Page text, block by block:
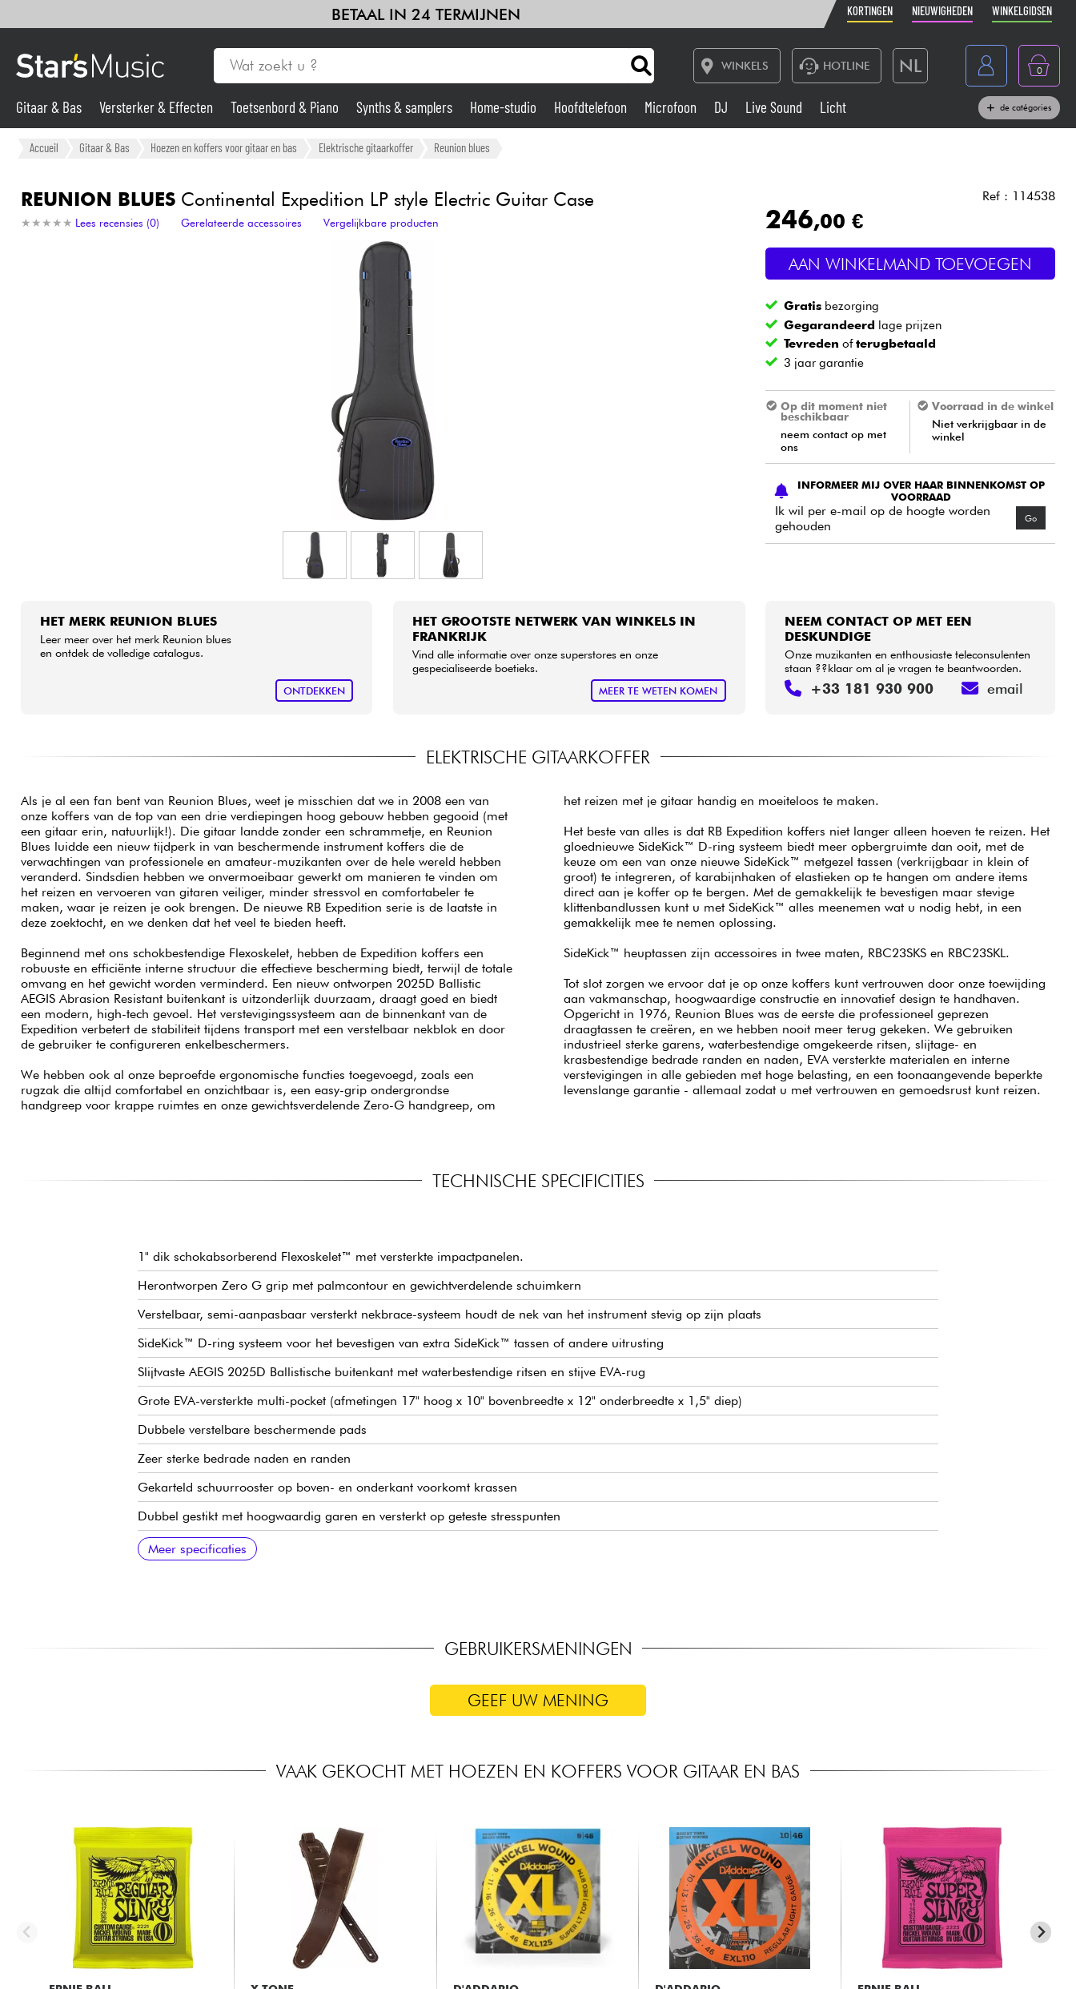
BETAAL IN 24 TERMIJNEN KORTINGEN NIEUWIGHEDEN WINKELGIDSEN
WINKELS HOTLINE NL
France
Belgique
Deutschland
0
Gitaar & Bas Versterker & Effecten
Synths & samplers Home-studio
Live Sound
Blaasinstrument
Kabels & toebehoren
Gitaar & Bas Versterker & Effecten Toetsenbord & Piano Synths & samplers Home-studio Hoofdtelefoon Microfoon DJ Live Sound Licht de catégories
Accueil Gitaar & Bas Hoezen en koffers voor gitaar en bas Elektrische gitaarkoffer Reunion blues
REUNION BLUESContinental Expedition LP style Electric Guitar Case
★ ★ ★ ★ ★
★ ★ ★ ★ ★ Lees recensies (0) Gerelateerde accessoires Vergelijkbare producten
Ref : 114538
246,00 €
AAN WINKELMAND TOEVOEGEN
Gratis bezorging
Gegarandeerd lage prijzen
Tevreden ofterugbetaald
3 jaar garantie
Op dit moment niet
beschikbaar
neem contact op met
ons
Voorraad in de winkel
Niet verkrijgbaar in de
winkel
INFORMEER MIJ OVER HAAR BINNENKOMST OP
VOORRAAD
Ik wil per e-mail op de hoogte worden
gehouden
Go
HET MERK REUNION BLUES
Leer meer over het merk Reunion blues
en ontdek de volledige catalogus.
ONTDEKKEN
HET GROOTSTE NETWERK VAN WINKELS IN
FRANKRIJK
Vind alle informatie over onze superstores en onze
gespecialiseerde boetieks.
MEER TE WETEN KOMEN
NEEM CONTACT OP MET EEN
DESKUNDIGE
Onze muzikanten en enthousiaste teleconsulenten
staan ??klaar om al je vragen te beantwoorden.
+33 181 930 900 email
ELEKTRISCHE GITAARKOFFER
Als je al een fan bent van Reunion Blues, weet je misschien dat we in 2008 een van
onze koffers van de top van een drie verdiepingen hoog gebouw hebben gegooid (met
een gitaar erin, natuurlijk!). Die gitaar landde zonder een schrammetje, en Reunion
Blues luidde een nieuw tijdperk in van beschermende instrument koffers die de
verwachtingen van professionele en amateur-muzikanten over de hele wereld hebben
veranderd. Sindsdien hebben we onvermoeibaar gewerkt om manieren te vinden om
het reizen en vervoeren van gitaren veiliger, minder stressvol en comfortabeler te
maken, waar je reizen je ook brengen. De nieuwe RB Expedition serie is de laatste in
deze zoektocht, en we denken dat het veel te bieden heeft.
Beginnend met ons schokbestendige Flexoskelet, hebben de Expedition koffers een
robuuste en efficiënte interne structuur die effectieve bescherming biedt, terwijl de totale
omvang en het gewicht worden verminderd. Een nieuw ontworpen 2025D Ballistic
AEGIS Abrasion Resistant buitenkant is uitzonderlijk duurzaam, draagt goed en biedt
een modern, high-tech gevoel. Het verstevigingssysteem aan de binnenkant van de
Expedition verbetert de stabiliteit tijdens transport met een verstelbaar nekblok en door
de gebruiker te configureren enkelbeschermers.
We hebben ook al onze beproefde ergonomische functies toegevoegd, zoals een
rugzak die altijd comfortabel en onzichtbaar is, een easy-grip ondergrondse
handgreep voor krappe ruimtes en onze gewichtsverdelende Zero-G handgreep, om
het reizen met je gitaar handig en moeiteloos te maken.
Het beste van alles is dat RB Expedition koffers niet langer alleen hoeven te reizen. Het
gloednieuwe SideKick™ D-ring systeem biedt meer opbergruimte dan ooit, met de
keuze om een van onze nieuwe SideKick™ metgezel tassen (verkrijgbaar in klein of
groot) te integreren, of karabijnhaken of elastieken op te hangen om andere items
direct aan je koffer op te bergen. Met de gemakkelijk te bevestigen maar stevige
klittenbandlussen kunt u met SideKick™ alles meenemen wat u nodig hebt, in een
gemakkelijk mee te nemen oplossing.
SideKick™ heuptassen zijn accessoires in twee maten, RBC23SKS en RBC23SKL.
Tot slot zorgen we ervoor dat je op onze koffers kunt vertrouwen door onze toewijding
aan vakmanschap, hoogwaardige constructie en innovatief design te handhaven.
Opgericht in 1976, Reunion Blues was de eerste die professioneel geprezen
draagtassen te creëren, en we hebben nooit meer terug gekeken. We gebruiken
industrieel sterke garens, waterbestendige omgekeerde ritsen, slijtage- en
krasbestendige bedrade randen en naden, EVA versterkte materialen en interne
verstevigingen in alle gebieden met hoge belasting, en een toonaangevende beperkte
levenslange garantie - allemaal zodat u met vertrouwen en gemoedsrust kunt reizen.
TECHNISCHE SPECIFICITIES
1" dik schokabsorberend Flexoskelet™ met versterkte impactpanelen.
Herontworpen Zero G grip met palmcontour en gewichtverdelende schuimkern
Verstelbaar, semi-aanpasbaar versterkt nekbrace-systeem houdt de nek van het instrument stevig op zijn plaats
SideKick™ D-ring systeem voor het bevestigen van extra SideKick™ tassen of andere uitrusting
Slijtvaste AEGIS 2025D Ballistische buitenkant met waterbestendige ritsen en stijve EVA-rug
Grote EVA-versterkte multi-pocket (afmetingen 17" hoog x 10" bovenbreedte x 12" onderbreedte x 1,5" diep)
Dubbele verstelbare beschermende pads
Zeer sterke bedrade naden en randen
Gekarteld schuurrooster op boven- en onderkant voorkomt krassen
Dubbel gestikt met hoogwaardig garen en versterkt op geteste stresspunten
Verstelbare, onzichtbare rugzakriemen
Rubberen schuimrubberen hoofdhandgreep
Speciaal gevormde binnenkussens voor hoofd en brug
Handige buitenzak voor snel opbergen
Beperkte levenslange garantie
Meer specificaties
GEBRUIKERSMENINGEN
GEEF UW MENING
VAAK GEKOCHT MET HOEZEN EN KOFFERS VOOR GITAAR EN BAS